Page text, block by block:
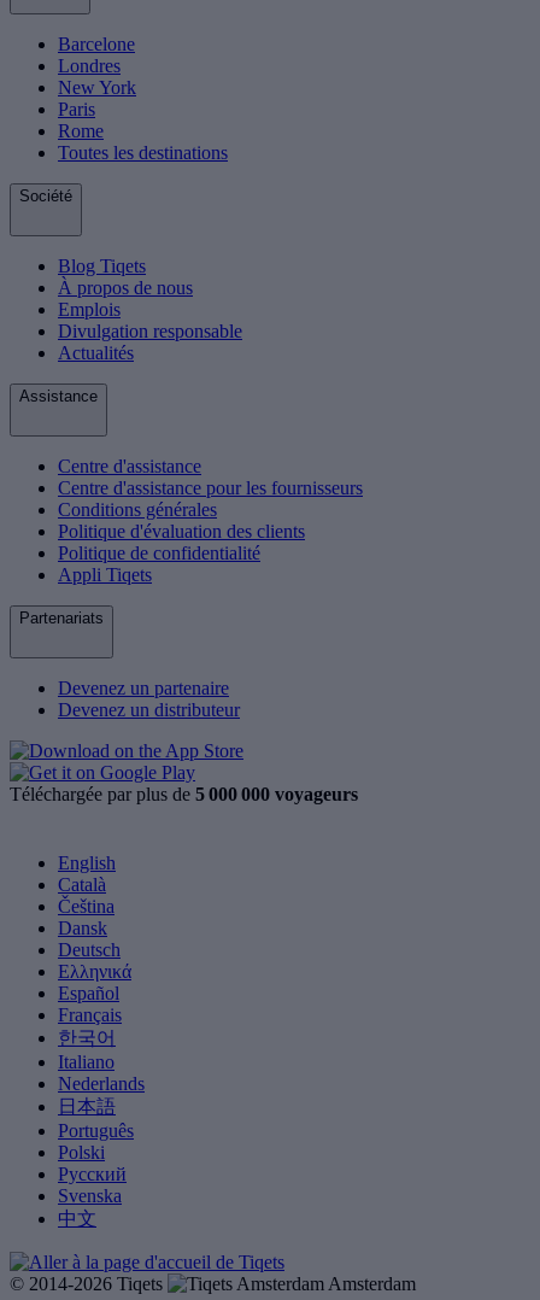
Barcelone
Londres
New York
Paris
Rome
Toutes les destinations
Société
Blog Tiqets
À propos de nous
Emplois
Divulgation responsable
Actualités
Assistance
Centre d'assistance
Centre d'assistance pour les fournisseurs
Conditions générales
Politique d'évaluation des clients
Politique de confidentialité
Appli Tiqets
Partenariats
Devenez un partenaire
Devenez un distributeur
Téléchargée par plus de 5 000 000 voyageurs
English
Català
Čeština
Dansk
Deutsch
Ελληνικά
Español
Français
한국어
Italiano
Nederlands
日本語
Português
Polski
Русский
Svenska
中文
© 2014-2026 Tiqets
Amsterdam